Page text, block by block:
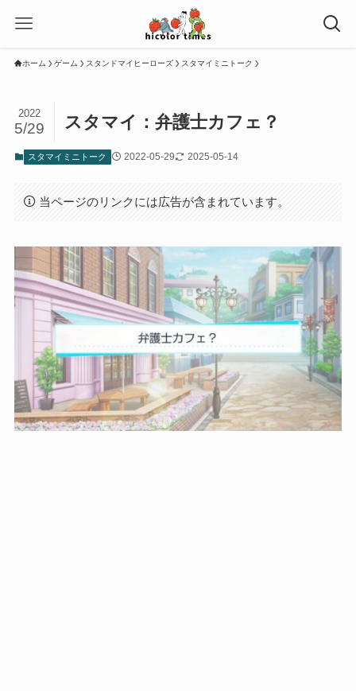
ホーム ゲーム スタンドマイヒーローズ スタマイミニトーク
スタマイ：弁護士カフェ？
2022
5/29
スタマイミニトーク 2022-05-29 2025-05-14
当ページのリンクには広告が含まれています。